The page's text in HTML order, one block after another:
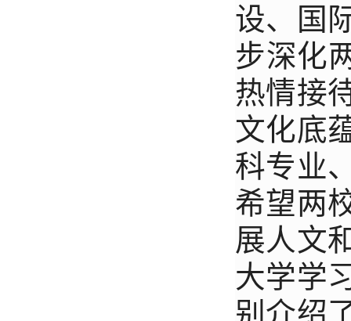
设、国
步深化
热情接
文化底
科专业
希望两
展人文
大学学
别介绍